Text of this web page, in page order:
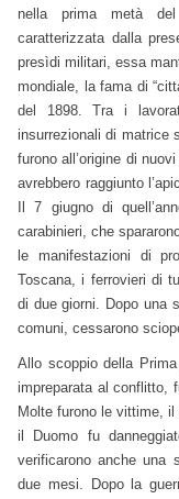
nella prima metà
caratterizzata dalla
presìdi militari, essa
mondiale, la fama di
del 1898. Tra i
insurrezionali di matrice
furono all’origine di
avrebbero raggiunto
Il 7 giugno di
carabinieri, che
le manifestazioni di
Toscana, i ferrovieri di
di due giorni. Dopo una
comuni, cessarono
Allo scoppio della
impreparata al conflitto,
Molte furono le vittime,
il Duomo fu
verificarono anche una
due mesi. Dopo la